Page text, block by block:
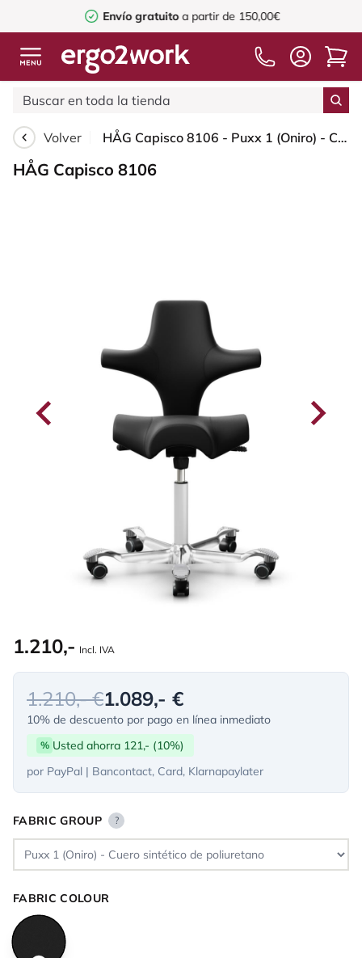
Envío gratuitoa partir de 150,00€
Volver HÅG Capisco 8106 - Puxx 1 (Oniro) - Cuero sintético de poliuretano - PU215816 - Black - White - 150mm (seat height 40–55cm) - Hard castors for soft floors
HÅG Capisco 8106
1.210,- Incl. IVA
1.210,- €1.089,- €
10% de descuento por pago en línea inmediato
% Usted ahorra 121,- (10%)
por PayPal | Bancontact, Card, Klarnapaylater
FABRIC GROUP ?
FABRIC COLOUR